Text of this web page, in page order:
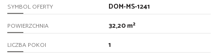
SYMBOL OFERTY DOM-MS-1241
POWIERZCHNIA 32,20 m²
LICZBA POKOI 1